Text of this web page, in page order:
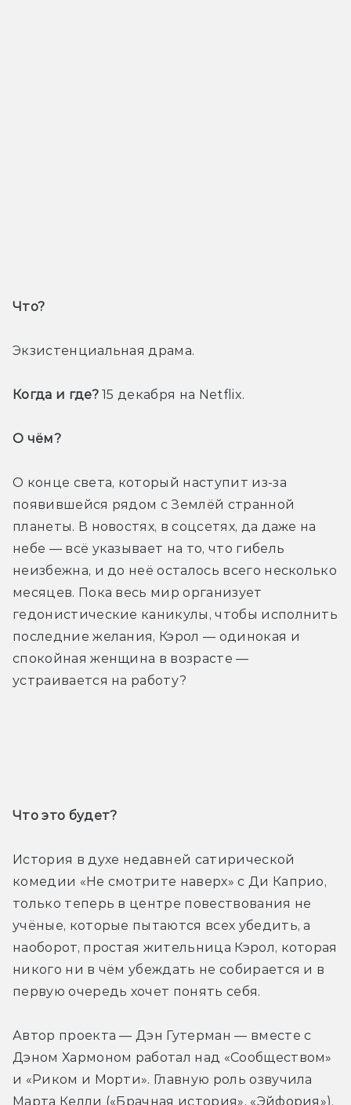
Что?
Экзистенциальная драма.
Когда и где? 15 декабря на Netflix.
О чём?
О конце света, который наступит из-за
появившейся рядом с Землёй странной
планеты. В новостях, в соцсетях, да даже на
небе — всё указывает на то, что гибель
неизбежна, и до неё осталось всего несколько
месяцев. Пока весь мир организует
гедонистические каникулы, чтобы исполнить
последние желания, Кэрол — одинокая и
спокойная женщина в возрасте —
устраивается на работу?
Что это будет?
История в духе недавней сатирической
комедии «Не смотрите наверх» с Ди Каприо,
только теперь в центре повествования не
учёные, которые пытаются всех убедить, а
наоборот, простая жительница Кэрол, которая
никого ни в чём убеждать не собирается и в
первую очередь хочет понять себя.
Автор проекта — Дэн Гутерман — вместе с
Дэном Хармоном работал над «Сообществом»
и «Риком и Морти». Главную роль озвучила
Марта Келли («Брачная история», «Эйфория»).